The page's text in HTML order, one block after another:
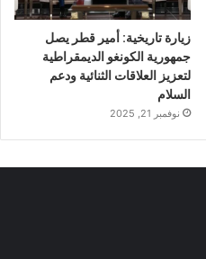
زيارة تاريخية: أمير قطر يصل
جمهورية الكونغو الديمقراطية
لتعزيز العلاقات الثنائية ودعم
السلام
نوفمبر 21, 2025